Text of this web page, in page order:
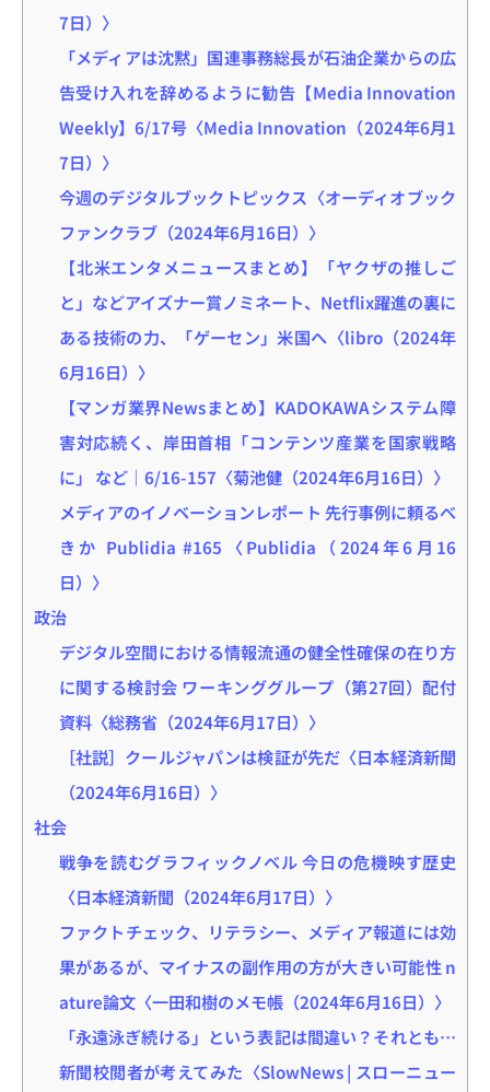
7日）〉
「メディアは沈黙」国連事務総長が石油企業からの広
告受け入れを辞めるように勧告【Media Innovation
Weekly】6/17号〈Media Innovation（2024年6月1
7日）〉
今週のデジタルブックトピックス〈オーディオブック
ファンクラブ（2024年6月16日）〉
【北米エンタメニュースまとめ】「ヤクザの推しご
と」などアイズナー賞ノミネート、Netflix躍進の裏に
ある技術の力、「ゲーセン」米国へ〈libro（2024年
6月16日）〉
【マンガ業界Newsまとめ】KADOKAWAシステム障
害対応続く、岸田首相「コンテンツ産業を国家戦略
に」 など｜6/16-157〈菊池健（2024年6月16日）〉
メディアのイノベーションレポート 先行事例に頼るべ
きか Publidia #165〈Publidia（2024年6月16
日）〉
政治
デジタル空間における情報流通の健全性確保の在り方
に関する検討会 ワーキンググループ（第27回）配付
資料〈総務省（2024年6月17日）〉
［社説］クールジャパンは検証が先だ〈日本経済新聞
（2024年6月16日）〉
社会
戦争を読むグラフィックノベル 今日の危機映す歴史
〈日本経済新聞（2024年6月17日）〉
ファクトチェック、リテラシー、メディア報道には効
果があるが、マイナスの副作用の方が大きい可能性 n
ature論文〈一田和樹のメモ帳（2024年6月16日）〉
「永遠泳ぎ続ける」という表記は間違い？それとも…
新聞校閲者が考えてみた〈SlowNews | スローニュー